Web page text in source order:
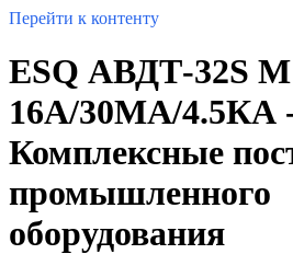
Перейти к контенту
ESQ АВДТ-32S
16А/30МА/4.5КА
Комплексные
промышленного
оборудования